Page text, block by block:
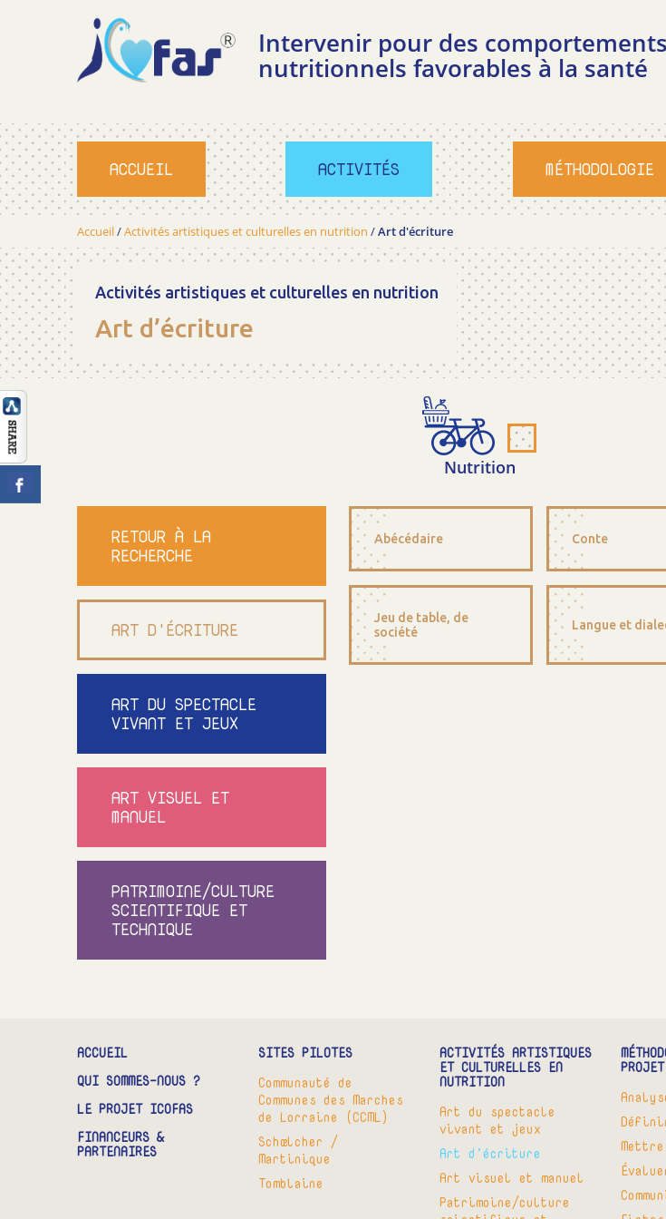
Intervenir pour des comportements
nutritionnels favorables à la santé
ACCUEIL ACTIVITÉS MÉTHODOLOGIE
Accueil/Activités artistiques et culturelles en nutrition /Art d'écriture
Activités artistiques et culturelles en nutrition
Art d’écriture
Nutrition
RETOUR À LA
RECHERCHE
ART D'ÉCRITURE
ART DU SPECTACLE
VIVANT ET JEUX
ART VISUEL ET
MANUEL
PATRIMOINE/CULTURE
SCIENTIFIQUE ET
TECHNIQUE
Abécédaire Conte
Jeu de table, de
société
Langue et
ACCUEIL
QUI SOMMES-NOUS ?
LE PROJET ICOFAS
FINANCEURS &
PARTENAIRES
SITES PILOTES
Communauté de
Communes des Marches
de Lorraine (CCML)
Schœlcher /
Martinique
Tomblaine
ACTIVITÉS ARTISTIQUES
ET CULTURELLES EN
NUTRITION
Art du spectacle
vivant et jeux
Art d’écriture
Art visuel et manuel
Patrimoine/culture
PROJET